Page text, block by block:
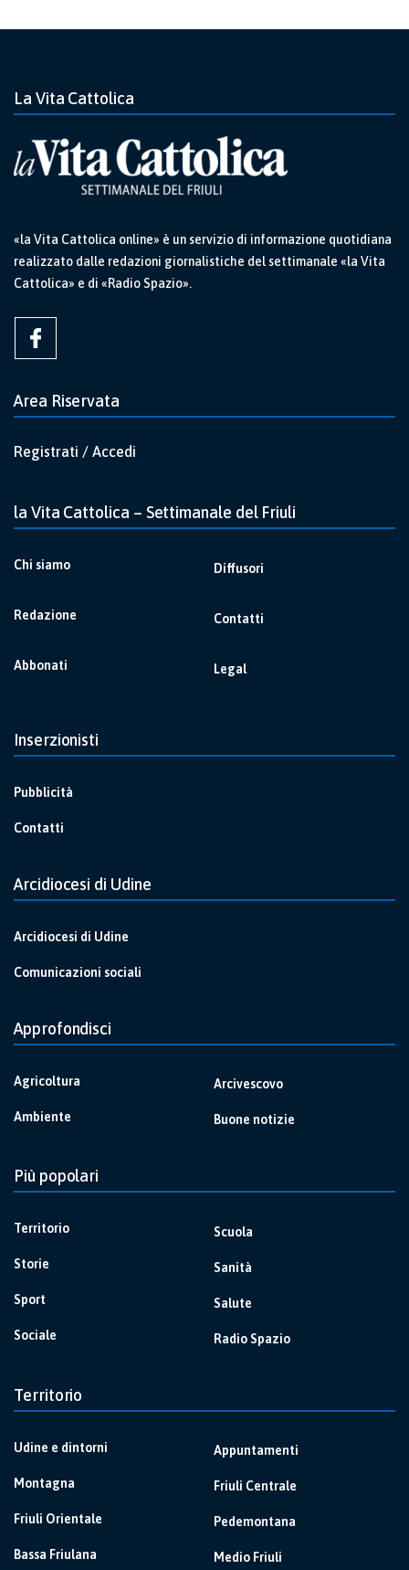
La Vita Cattolica
«la Vita Cattolica online» è un servizio di informazione quotidiana
realizzato dalle redazioni giornalistiche del settimanale «la Vita
Cattolica» e di «Radio Spazio».
Area Riservata
Registrati / Accedi
la Vita Cattolica – Settimanale del Friuli
Chi siamo
Redazione
Abbonati
Diffusori
Contatti
Legal
Inserzionisti
Pubblicità
Contatti
Arcidiocesi di Udine
Arcidiocesi di Udine
Comunicazioni sociali
Approfondisci
Agricoltura
Ambiente
Arcivescovo
Buone notizie
Più popolari
Territorio
Storie
Sport
Sociale
Scuola
Sanità
Salute
Radio Spazio
Territorio
Udine e dintorni
Montagna
Friuli Orientale
Bassa Friulana
Appuntamenti
Friuli Centrale
Pedemontana
Medio Friuli